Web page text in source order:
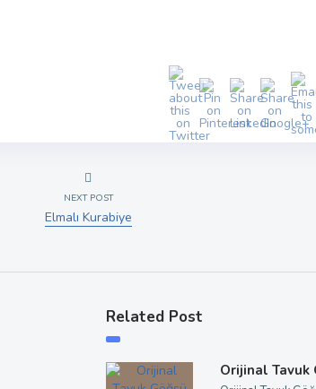
NEXT POST
Elmalı Kurabiye
Related Post
Orijinal Tavuk